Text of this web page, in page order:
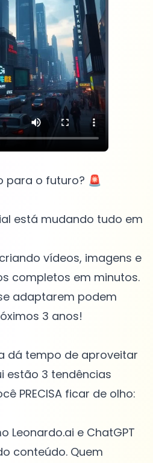
para o futuro? 🚨
está mudando tudo em
vídeos, imagens e
completos em minutos.
adaptarem podem
3 anos!
dá tempo de aproveitar
estão 3 tendências
PRECISA ficar de olho:
Leonardo.ai e ChatGPT
conteúdo. Quem